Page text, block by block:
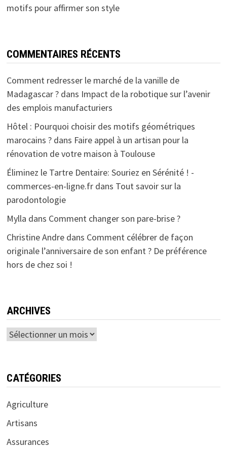
motifs pour affirmer son style
COMMENTAIRES RÉCENTS
Comment redresser le marché de la vanille de
Madagascar ?dans Impact de la robotique sur l’avenir
des emplois manufacturiers
Hôtel : Pourquoi choisir des motifs géométriques
marocains ?dans Faire appel à un artisan pour la
rénovation de votre maison à Toulouse
Éliminez le Tartre Dentaire: Souriez en Sérénité ! -
commerces-en-ligne.frdans Tout savoir sur la
parodontologie
Mylla dans Comment changer son pare-brise ?
Christine Andredans Comment célébrer de façon
originale l’anniversaire de son enfant ? De préférence
hors de chez soi !
ARCHIVES
Archives
CATÉGORIES
Agriculture
Artisans
Assurances